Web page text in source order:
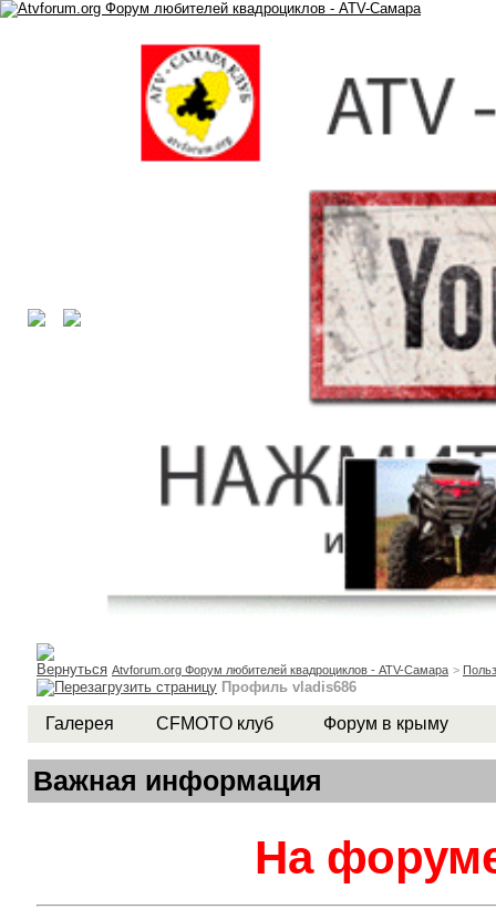
Atvforum.org Форум любителей квадроциклов - ATV-Самара >
Профиль vladis686
Галерея CFMOTO клуб Форум в крыму
Важная информация
На